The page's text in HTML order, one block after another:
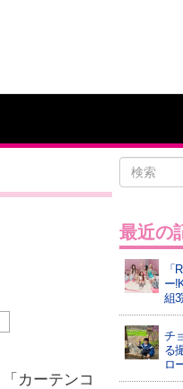
カーテンコ
最近の
「
ー
組3
チ
る
ロ